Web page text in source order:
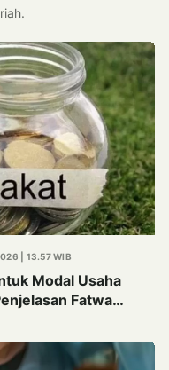
| 13.57 WIB
Modal Usaha
Fatwa